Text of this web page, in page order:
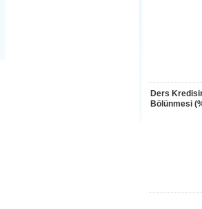
Ders
Bölünmesi